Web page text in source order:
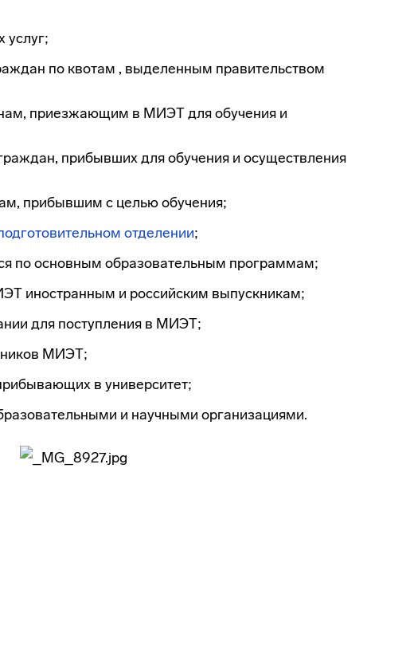
услуг;
по квотам , выделенным правительством
приезжающим в МИЭТ для обучения и
прибывших для обучения и осуществления
прибывшим с целью обучения;
отделении;
по основным образовательным программам;
иностранным и российским выпускникам;
для поступления в МИЭТ;
МИЭТ;
в университет;
и научными организациями.